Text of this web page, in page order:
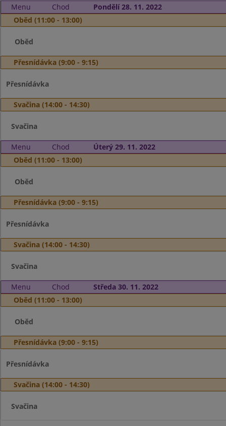
Menu Chod
Pondělí 28. 11. 2022
Oběd (11:00 - 13:00)
Oběd
Přesnídávka (9:00 - 9:15)
Přesnídávka
Svačina (14:00 - 14:30)
Svačina
Menu Chod
Úterý 29. 11. 2022
Oběd (11:00 - 13:00)
Oběd
Přesnídávka (9:00 - 9:15)
Přesnídávka
Svačina (14:00 - 14:30)
Svačina
Menu Chod
Středa 30. 11. 2022
Oběd (11:00 - 13:00)
Oběd
Přesnídávka (9:00 - 9:15)
Přesnídávka
Svačina (14:00 - 14:30)
Svačina